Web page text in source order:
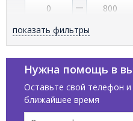
Высота, см
показать фильтры
Нужна помощь в
Оставьте свой телефон
ближайшее время